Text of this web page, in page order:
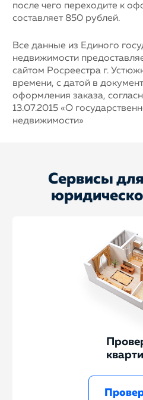
после чего переходите к
составляет 850 рублей.
Все данные из Единого
недвижимости
сайтом Росреестра г.
времени, с датой в
оформления заказа,
13.07.2015 «О
недвижимости»
Сервисы